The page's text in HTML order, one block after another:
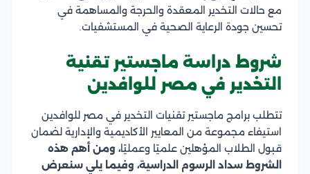
مع حالات التخدير المعقدة والحرجة والمساهمة في
تحسين جودة الرعاية الصحية في المستشفيات.
شروط دراسة ماجستير تقنية
التخدير في مصر للوافدين
تتطلب برامج ماجستير تقنيات التخدير في مصر للوافدين
استيفاء مجموعة من المعايير الأكاديمية والإدارية لضمان
قبول الطلاب المؤهلين علميًا وعمليًا، ومن أهم هذه
الشروط سداد الرسوم الدراسية، وفيما يلي سنعرض